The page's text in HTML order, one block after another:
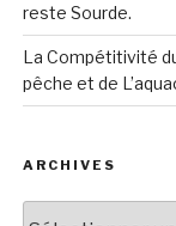
reste Sourde.
La Compétitivité
pêche et de
ARCHIVES